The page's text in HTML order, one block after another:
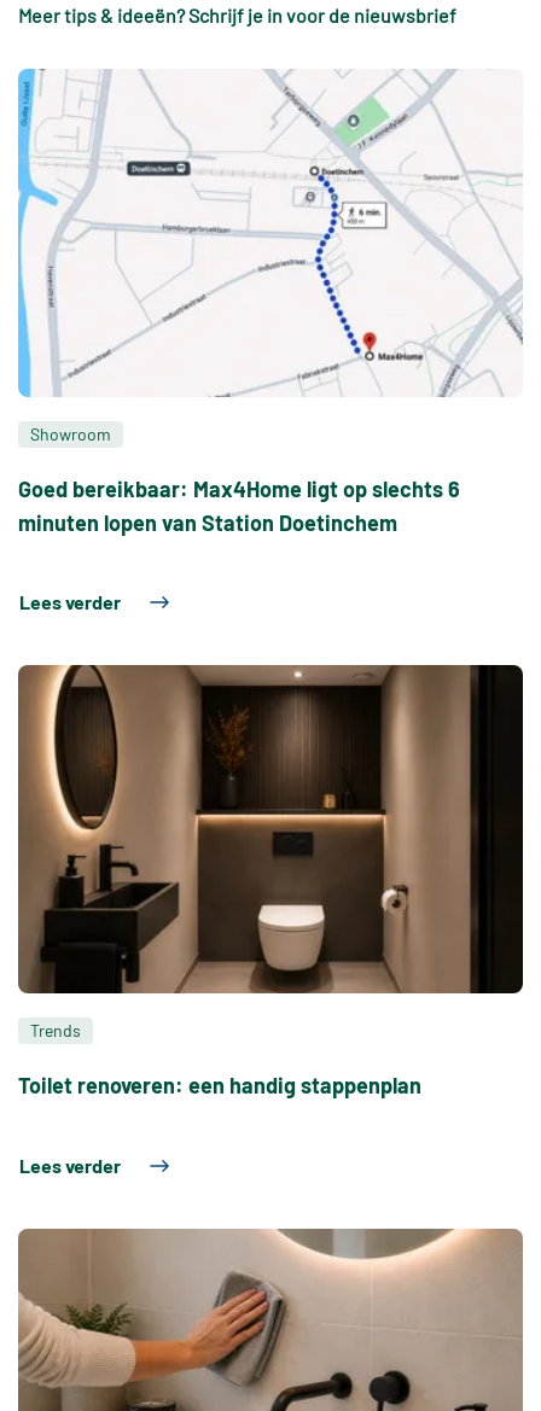
Meer tips & ideeën? Schrijf je in voor de nieuwsbrief
Showroom
Goed bereikbaar: Max4Home ligt op slechts 6
minuten lopen van Station Doetinchem
Lees verder
Trends
Toilet renoveren: een handig stappenplan
Lees verder